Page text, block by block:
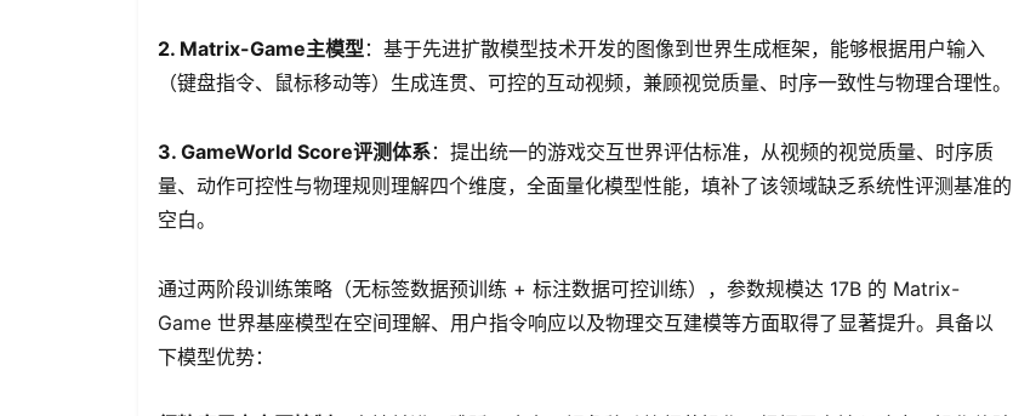
2. Matrix-Game主模型 ：基于先进扩散模型技术开发的图像到世界生成框架，能够根据用户输入
（键盘指令、鼠标移动等）生成连贯、可控的互动视频，兼顾视觉质量、时序一致性与物理合理性。
3. GameWorld Score评测体系：提出统一的游戏交互世界评估标准，从视频的视觉质量、时序质
量、动作可控性与物理规则理解四个维度，全面量化模型性能，填补了该领域缺乏系统性评测基准的
空白。
通过两阶段训练策略（无标签数据预训练 + 标注数据可控训练），参数规模达 17B 的 Matrix-
Game 世界基座模型在空间理解、用户指令响应以及物理交互建模等方面取得了显著提升。具备以
下模型优势：